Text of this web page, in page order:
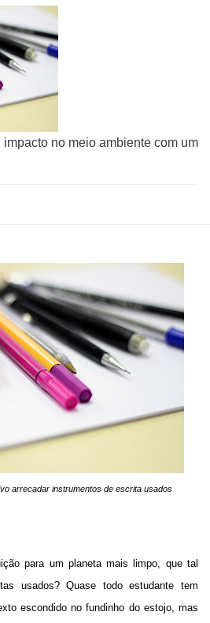
no meio ambiente com um
arrecadar instrumentos de escrita usados
para um planeta mais limpo, que tal
usados? Quase todo estudante tem
escondido no fundinho do estojo, mas